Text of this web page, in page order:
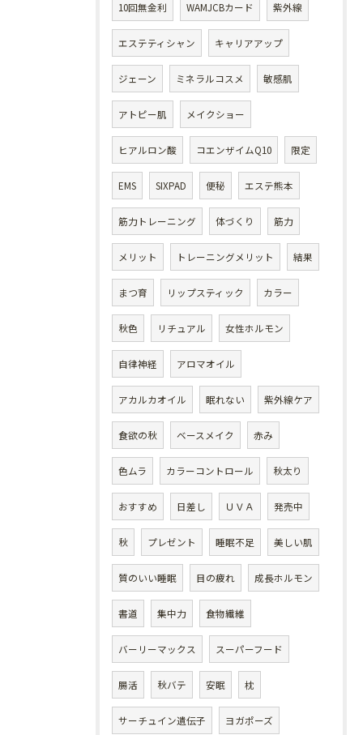
10回無金利 WAMJCBカード 紫外線
エステティシャン キャリアアップ
ジェーン ミネラルコスメ 敏感肌
アトピー肌 メイクショー
ヒアルロン酸 コエンザイムQ10 限定
EMS SIXPAD 便秘 エステ熊本
筋力トレーニング 体づくり 筋力
メリット トレーニングメリット 結果
まつ育 リップスティック カラー
秋色 リチュアル 女性ホルモン
自律神経 アロマオイル
アカルカオイル 眠れない 紫外線ケア
食欲の秋 ベースメイク 赤み
色ムラ カラーコントロール 秋太り
おすすめ 日差し ＵＶＡ 発売中
秋 プレゼント 睡眠不足 美しい肌
質のいい睡眠 目の疲れ 成長ホルモン
書道 集中力 食物繊維
バーリーマックス スーパーフード
腸活 秋バテ 安眠 枕
サーチュイン遺伝子 ヨガポーズ